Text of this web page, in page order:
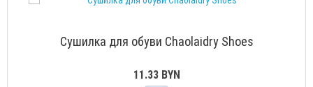
Сушилка для обуви Chaolaidry Shoes
11.33 BYN